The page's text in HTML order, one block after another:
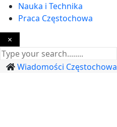
Nauka i Technika
Praca Częstochowa
×
Wiadomości Częstochowa